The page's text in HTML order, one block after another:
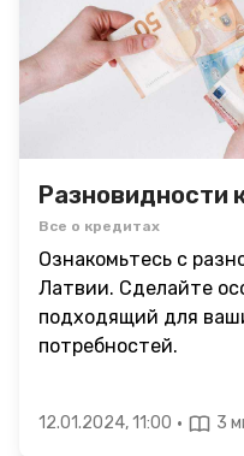
Разновидности
Все о кредитах
Ознакомьтесь с
Латвии. Сделайте
подходящий для
потребностей.
12.01.2024, 11:00 · 3